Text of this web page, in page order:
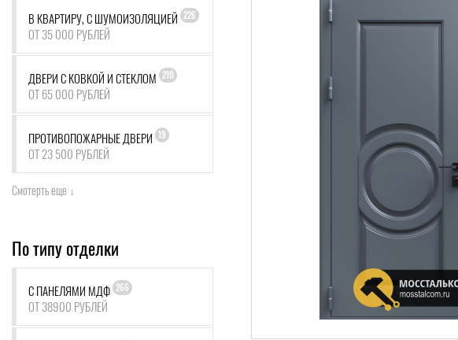
В КВАРТИРУ, С ШУМОИЗОЛЯЦИЕЙ 226
ОТ 35 000 РУБЛЕЙ
ДВЕРИ С КОВКОЙ И СТЕКЛОМ 210
ОТ 65 000 РУБЛЕЙ
ПРОТИВОПОЖАРНЫЕ ДВЕРИ 19
ОТ 23 500 РУБЛЕЙ
Смотерть еще ↓
По типу отделки
С ПАНЕЛЯМИ МДФ 266
ОТ 38900 РУБЛЕЙ